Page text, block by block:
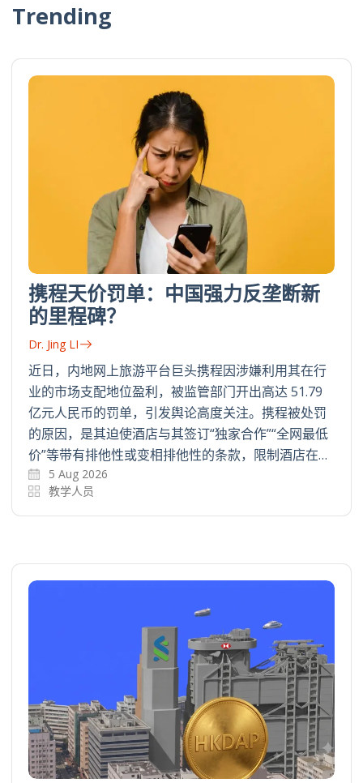
Trending
携程天价罚单：中国强力反垄断新
的里程碑？
Dr. Jing LI
近日，内地网上旅游平台巨头携程因涉嫌利用其在行
业的市场支配地位盈利，被监管部门开出高达 51.79
亿元人民币的罚单，引发舆论高度关注。携程被处罚
的原因，是其迫使酒店与其签订“独家合作”“全网最低
价”等带有排他性或变相排他性的条款，限制酒店在…
5 Aug 2026
教学人员